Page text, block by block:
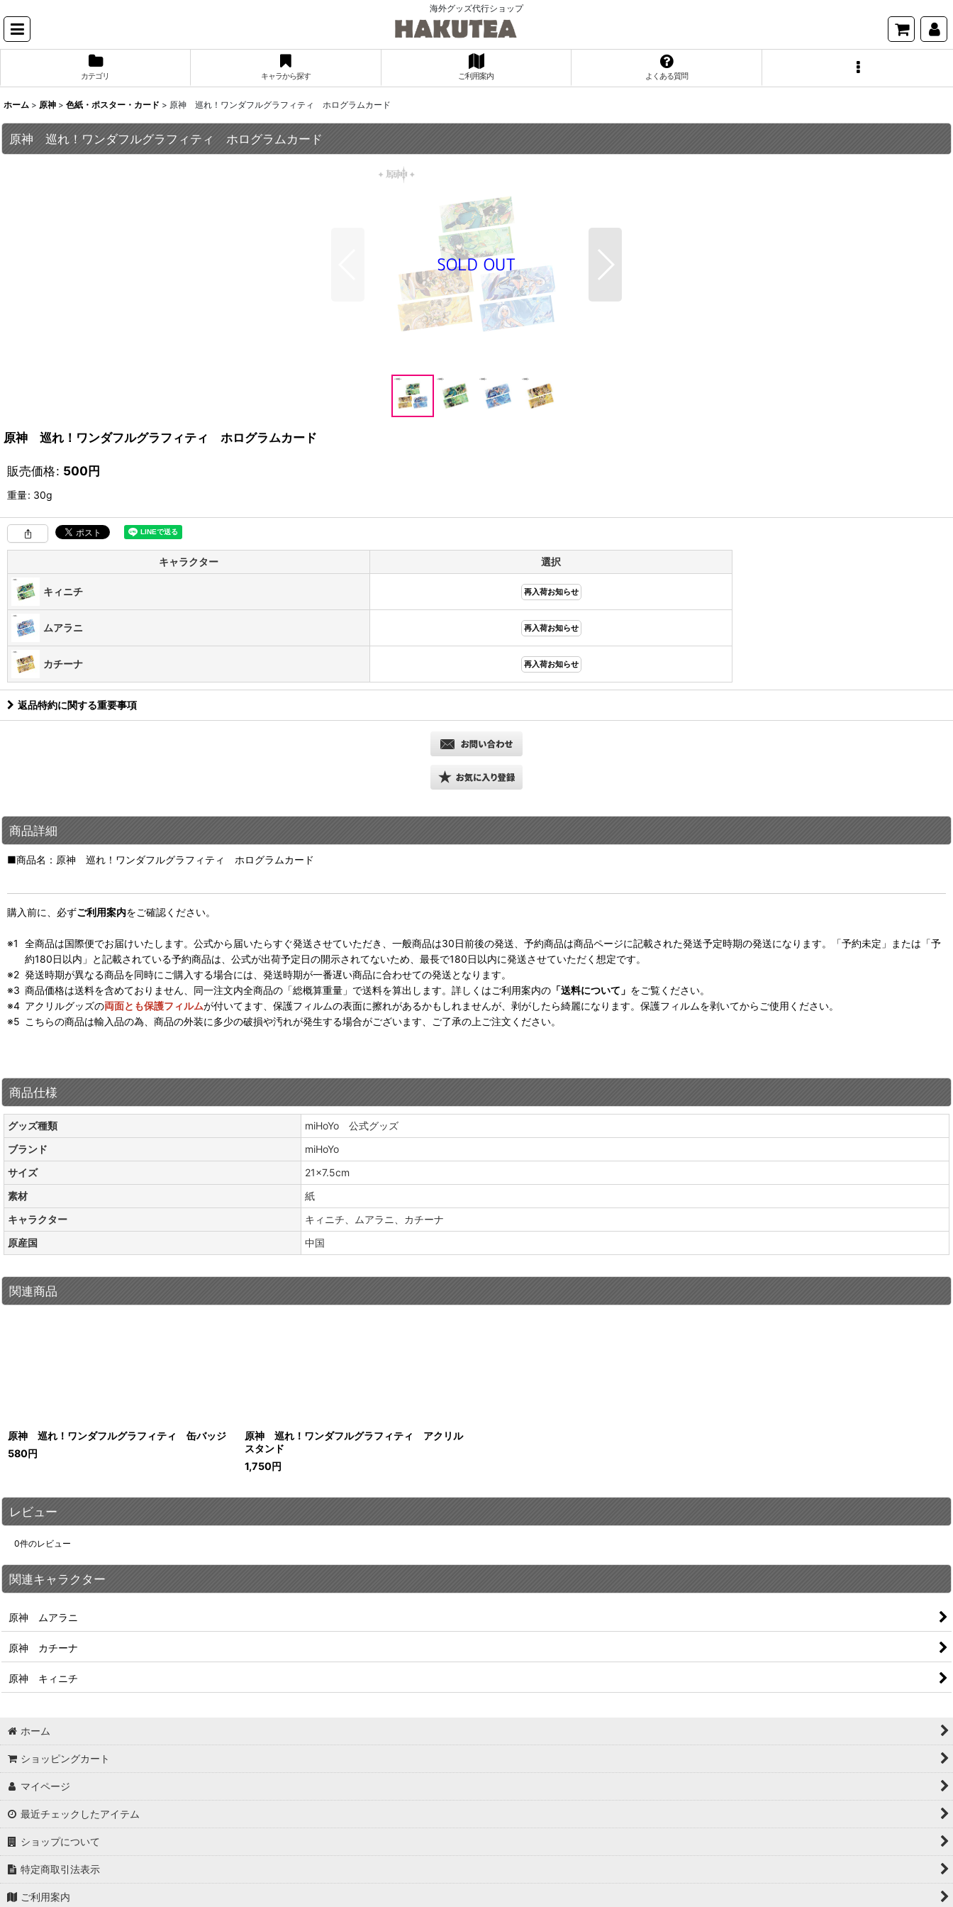
海外グッズ代行ショップ
カテゴリ キャラから探す ご利用案内 よくある質問
ホーム > 原神 > 色紙・ポスター・カード > 原神 巡れ！ワンダフルグラフィティ ホログラムカード
原神 巡れ！ワンダフルグラフィティ ホログラムカード
原神 巡れ！ワンダフルグラフィティ ホログラムカード
販売価格: 500円
重量: 30g
キャラクター 選択
キィニチ 再入荷お知らせ
ムアラニ 再入荷お知らせ
カチーナ 再入荷お知らせ
返品特約に関する重要事項
商品詳細
■商品名：原神 巡れ！ワンダフルグラフィティ ホログラムカード
購入前に、必ずご利用案内をご確認ください。
全商品は国際便でお届けいたします。公式から届いたらすぐ発送させていただき、一般商品は30日前後の発送、予約商品は商品ページに記載された発送予定時期の発送になります。「予約未定」または「予
約180日以内」と記載されている予約商品は、公式が出荷予定日の開示されてないため、最長で180日以内に発送させていただく想定です。
発送時期が異なる商品を同時にご購入する場合には、発送時期が一番遅い商品に合わせての発送となります。
商品価格は送料を含めておりません、同一注文内全商品の「総概算重量」で送料を算出します。詳しくはご利用案内の 「送料について」 をご覧ください。
アクリルグッズの両面とも保護フィルムが付いてます、保護フィルムの表面に擦れがあるかもしれませんが、剥がしたら綺麗になります。保護フィルムを剥いてからご使用ください。
こちらの商品は輸入品の為、商品の外装に多少の破損や汚れが発生する場合がございます、ご了承の上ご注文ください。
商品仕様
グッズ種類
miHoYo 公式グッズ
ブランド
miHoYo
サイズ
21×7.5cm
素材
紙
キャラクター
キィニチ、ムアラニ、カチーナ
原産国
中国
関連商品
原神 巡れ！ワンダフルグラフィティ 缶バッジ
580円
原神 巡れ！ワンダフルグラフィティ アクリル
スタンド
1,750円
レビュー
0件のレビュー
関連キャラクター
原神 ムアラニ
原神 カチーナ
原神 キィニチ
ホーム
ショッピングカート
マイページ
最近チェックしたアイテム
ショップについて
特定商取引法表示
ご利用案内